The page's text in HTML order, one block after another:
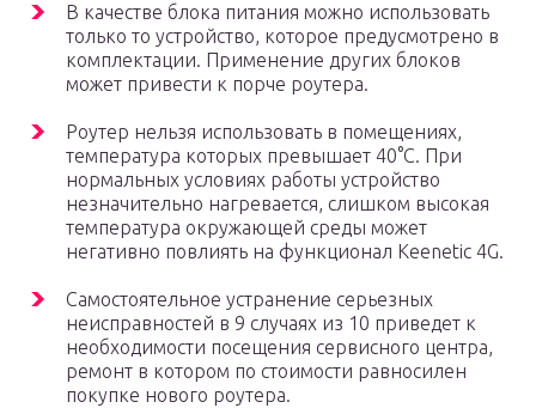
В качестве блока питания можно использовать
только то устройство, которое предусмотрено в
комплектации. Применение других блоков
может привести к порче роутера.
Роутер нельзя использовать в помещениях,
температура которых превышает 40°С. При
нормальных условиях работы устройство
незначительно нагревается, слишком высокая
температура окружающей среды может
негативно повлиять на функционал Keenetic 4G.
Самостоятельное устранение серьезных
неисправностей в 9 случаях из 10 приведет к
необходимости посещения сервисного центра,
ремонт в котором по стоимости равносилен
покупке нового роутера.